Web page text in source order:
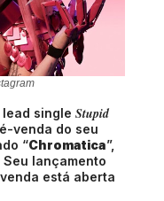
single Stupid
venda do seu
“Chromatica”,
lançamento
está aberta